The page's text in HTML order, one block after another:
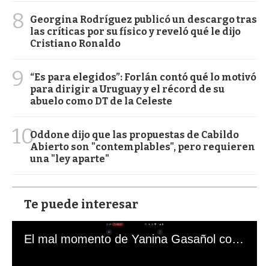
8
Georgina Rodríguez publicó un descargo tras
las críticas por su físico y reveló qué le dijo
Cristiano Ronaldo
9
“Es para elegidos”: Forlán contó qué lo motivó
para dirigir a Uruguay y el récord de su
abuelo como DT de la Celeste
10Oddone dijo que las propuestas de Cabildo
Abierto son "contemplables", pero requieren
una "ley aparte"
Te puede interesar
El mal momento de Yanina Gasañol con un hincha argentino en "Subrayado"